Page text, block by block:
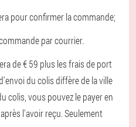
pour confirmer la commande;
par courrier.
de € 59 plus les frais de port
du colis diffère de la ville
colis, vous pouvez le payer en
l'avoir reçu. Seulement